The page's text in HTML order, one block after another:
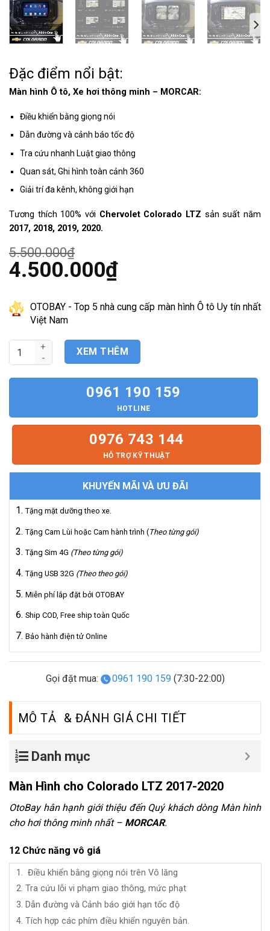
Đặc điểm nổi bật:
Màn hình Ô tô, Xe hơi thông minh – MORCAR:
Điều khiển bằng giọng nói
Dẫn đường và cảnh báo tốc độ
Tra cứu nhanh Luật giao thông
Quan sát, Ghi hình toàn cảnh 360
Giải trí đa kênh, không giới hạn
Tương thích 100% với Chervolet Colorado LTZ sản suất năm
2017, 2018, 2019, 2020.
5.500.000₫
Giá
gốc
4.500.000₫
tại
là:
4.500.000₫.
OTOBAY - Top 5 nhà cung cấp màn hình Ô tô Uy tín nhất
Việt Nam
Màn Hình Android Chevrolet Colorado LTZ 2017-2020 số lượng
XEM THÊM
0961 190 159
HOTLINE
0976 743 144
HỖ TRỢ KỸ THUẬT
KHUYẾN MÃI VÀ ƯU ĐÃI
Tặng mặt dưỡng theo xe.
Tặng Cam Lùi hoặc Cam hành trình (Theo từng gói)
Tặng Sim 4G (Theo từng gói)
Tặng USB 32G (Theo theo gói)
Miễn phí lắp đặt bởi OTOBAY
Ship COD, Free ship toàn Quốc
Bảo hành điện tử Online
Gọi đặt mua: 0961 190 159 (7:30-22:00)
MÔ TẢ
Danh mục
Màn Hình cho Colorado LTZ 2017-2020
OtoBay hân hạnh giới thiệu đến Quý khách dòng Màn hình
cho hơi thông minh nhất– MORCAR.
12 Chức năng vô giá
Điều khiển bằng giọng nói trên Vô lăng
Tra cứu lỗi vi phạm giao thông, mức phạt
Dẫn đường và Cảnh báo giới hạn tốc độ
Tích hợp các phím điều khiển nguyên bản.